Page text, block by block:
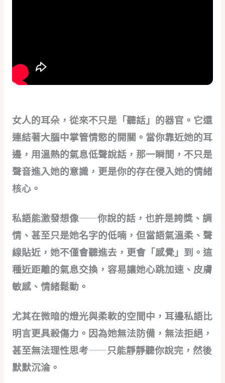
女人的耳朵，從來不只是「聽話」的器官。它還
連結著大腦中掌管情慾的開關。當你靠近她的耳
邊，用溫熱的氣息低聲說話，那一瞬間，不只是
聲音進入她的意識，更是你的存在侵入她的情緒
核心。
私語能激發想像——你說的話，也許是誇獎、調
情、甚至只是她名字的低喃，但當語氣溫柔、聲
線貼近，她不僅會聽進去，更會「感覺」到。這
種近距離的氣息交換，容易讓她心跳加速、皮膚
敏感、情緒鬆動。
尤其在微暗的燈光與柔軟的空間中，耳邊私語比
明言更具殺傷力。因為她無法防備，無法拒絕，
甚至無法理性思考——只能靜靜聽你說完，然後
默默沉淪。